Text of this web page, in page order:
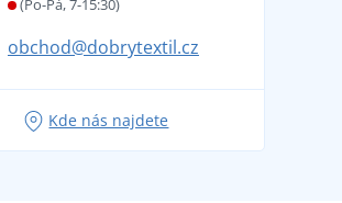
bez starostí
pro pohodové léto
(Po-Pá, 7-15:30)
obchod@dobrytextil.cz
Kde nás najdete